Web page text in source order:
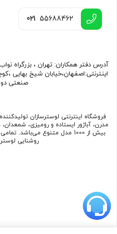
021 55688462
صنعتی
فروشگاه اینترنتی لوسترسازان
مدرن، آباژور ایستاده و رومیزی،
بیش از 1000 مدل متنوع
روشنایی